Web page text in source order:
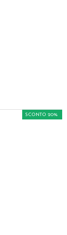
SCONTO 20%